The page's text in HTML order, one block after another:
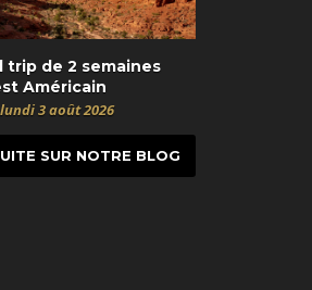
trip de 2 semaines
Américain
3 août 2026
SUR NOTRE BLOG